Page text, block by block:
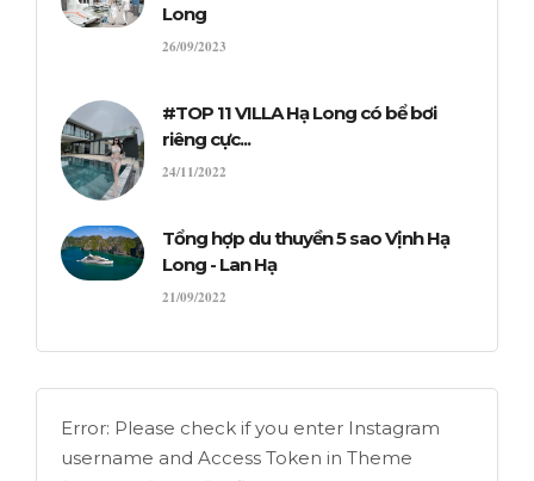
Long
26/09/2023
#TOP 11 VILLA Hạ Long có bể bơi
riêng cực...
24/11/2022
Tổng hợp du thuyền 5 sao Vịnh Hạ
Long - Lan Hạ
21/09/2022
Error: Please check if you enter Instagram
username and Access Token in Theme